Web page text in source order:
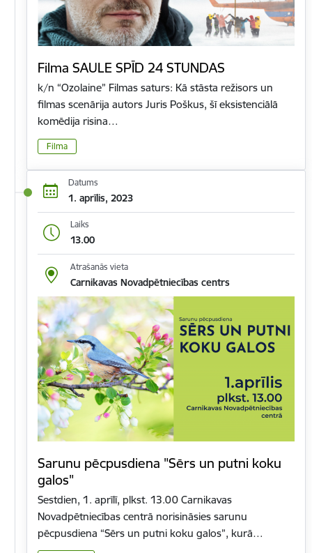
Filma SAULE SPĪD 24 STUNDAS
k/n “Ozolaine” Filmas saturs: Kā stāsta režisors un
filmas scenārija autors Juris Poškus, šī eksistenciālā
komēdija risina…
Filma
Datums
1. aprīlis, 2023
Laiks
13.00
Atrašanās vieta
Carnikavas Novadpētniecības centrs
Sarunu pēcpusdiena "Sērs un putni koku
galos"
Sestdien, 1. aprīlī, plkst. 13.00 Carnikavas
Novadpētniecības centrā norisināsies sarunu
pēcpusdiena “Sērs un putni koku galos”, kurā…